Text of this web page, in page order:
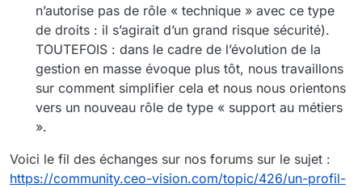
n’autorise pas de rôle « technique » avec ce type
de droits : il s’agirait d’un grand risque sécurité).
TOUTEFOIS : dans le cadre de l’évolution de la
gestion en masse évoque plus tôt, nous travaillons
sur comment simplifier cela et nous nous orientons
vers un nouveau rôle de type « support au métiers
».
Voici le fil des échanges sur nos forums sur le sujet :
https://community.ceo-vision.com/topic/426/un-profil-